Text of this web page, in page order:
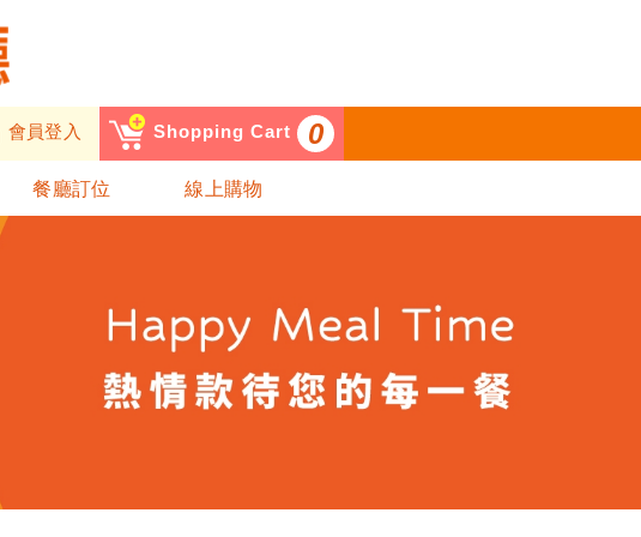
會員登入 Shopping Cart 0
餐廳訂位 線上購物